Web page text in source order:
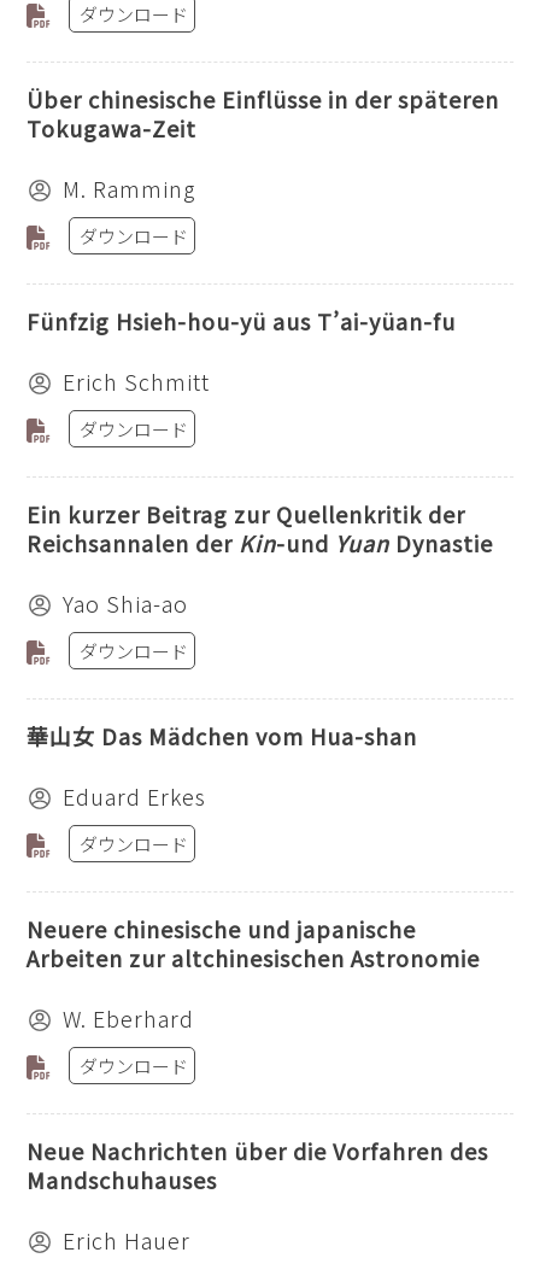
ダウンロード
Über chinesische Einflüsse in der späteren
Tokugawa-Zeit
M. Ramming
ダウンロード
Fünfzig Hsieh-hou-yü aus T’ai-yüan-fu
Erich Schmitt
ダウンロード
Ein kurzer Beitrag zur Quellenkritik der
Reichsannalen der Kin-und YuanDynastie
Yao Shia-ao
ダウンロード
華山女 Das Mädchen vom Hua-shan
Eduard Erkes
ダウンロード
Neuere chinesische und japanische
Arbeiten zur altchinesischen Astronomie
W. Eberhard
ダウンロード
Neue Nachrichten über die Vorfahren des
Mandschuhauses
Erich Hauer